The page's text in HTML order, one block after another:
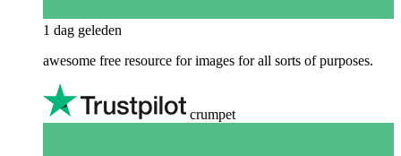
1 dag geleden
awesome free resource for images for all sorts of purposes.
crumpet